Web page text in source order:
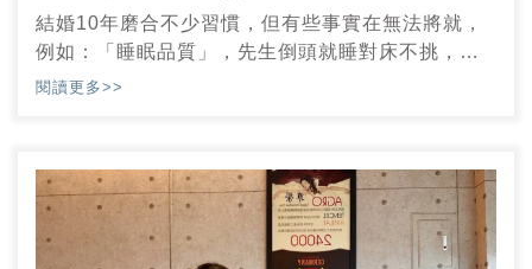
結婚10年磨合不少習慣，但有些事實在無法將就，
例如：「睡眠品質」，先生倒頭就睡對床不挑，而
我淺眠易受床伴影響且偏好軟床，完全不一樣的睡
具館竹北嘉豐店】試躺，採預約制~無壓試躺軟床、
硬床，工廠直營台灣製造，享120天試躺，還附加
10年安心保固，平實價格媲美五星質感床墊，新竹
床墊推薦！
閱讀更多>>